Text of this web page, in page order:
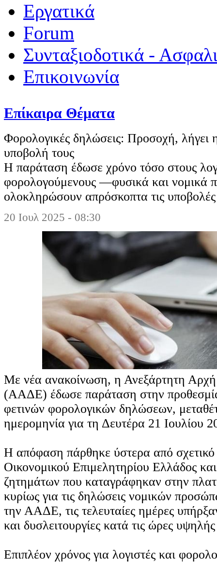
Εργατικά
Forum
Συνταξιοδοτικά -
Επικοινωνία
Επίκαιρα Θέματα
Φορολογικές δηλώσεις: Προσοχή, λήγει
υποβολή τους
Η παράταση έδωσε χρόνο τόσο στους
φορολογούμενους —φυσικά και
ολοκληρώσουν απρόσκοπτα τις υποβολές
20 Ιουλ 2025 - 08:30
Με νέα ανακοίνωση, η Ανεξάρτητη
(ΑΑΔΕ) έδωσε παράταση στην
φετινών φορολογικών δηλώσεων,
ημερομηνία για τη Δευτέρα 21 Ιουλίου
Η απόφαση πάρθηκε ύστερα από σχετικό
Οικονομικού Επιμελητηρίου Ελλάδος
ζητημάτων που καταγράφηκαν στην
κυρίως για τις δηλώσεις νομικών
την ΑΑΔΕ, τις τελευταίες ημέρες
και δυσλειτουργίες κατά τις ώρες
Επιπλέον χρόνος για λογιστές και